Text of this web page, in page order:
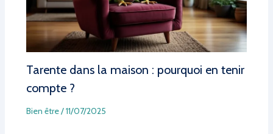
Tarente dans la maison : pourquoi en tenir
compte ?
Bien être/11/07/2025